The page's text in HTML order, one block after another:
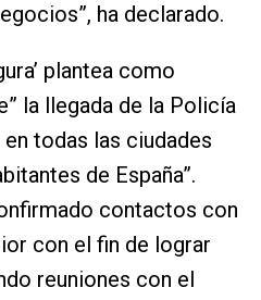
ha declarado.
plantea como
la llegada de la Policía
todas las ciudades
de España”.
contactos con
con el fin de lograr
reuniones con el